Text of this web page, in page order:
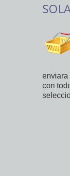
enviara
con